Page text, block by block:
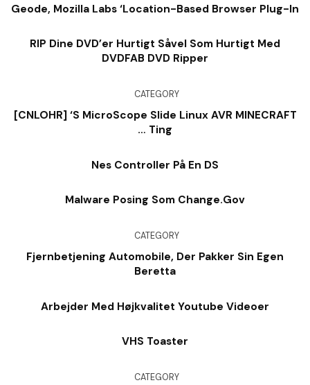
Geode, Mozilla Labs ‘Location-Based Browser Plug-In
RIP Dine DVD’er Hurtigt Såvel Som Hurtigt Med
DVDFAB DVD Ripper
CATEGORY
[CNLOHR] ‘s MicroScope Slide Linux AVR MINECRAFT
… Ting
Nes Controller På En DS
Malware Posing Som Change.Gov
CATEGORY
Fjernbetjening Automobile, Der Pakker Sin Egen
Beretta
Arbejder Med Højkvalitet Youtube Videoer
VHS Toaster
CATEGORY